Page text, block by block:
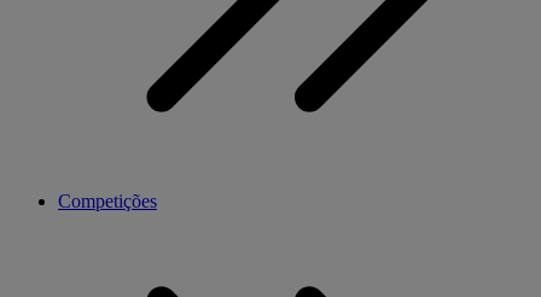
Competições